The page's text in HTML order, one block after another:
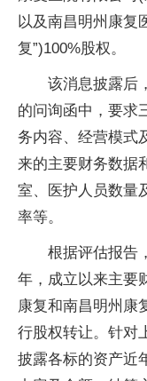
以及南昌明州康复
复”)100%股权。
该消息披露后
的问询函中，要求
务内容、经营模式
来的主要财务数据
室、医护人员数量
率等。
根据评估报告
年，成立以来主要
康复和南昌明州康
行股权转让。针对
披露各标的资产近